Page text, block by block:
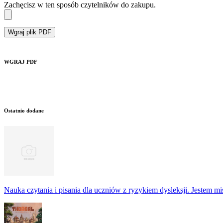
Zachęcisz w ten sposób czytelników do zakupu.
Wgraj plik PDF
WGRAJ PDF
Ostatnio dodane
Nauka czytania i pisania dla uczniów z ryzykiem dysleksji. Jestem